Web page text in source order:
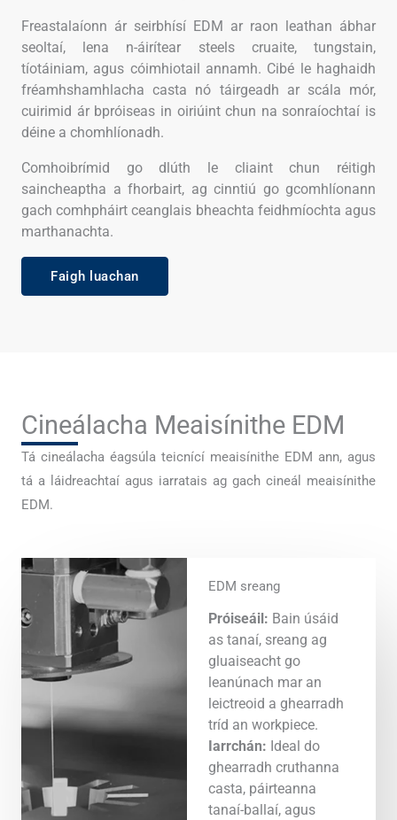
Freastalaíonn ár seirbhísí EDM ar raon leathan ábhar
seoltaí, lena n-áirítear steels cruaite, tungstain,
tíotáiniam, agus cóimhiotail annamh. Cibé le haghaidh
fréamhshamhlacha casta nó táirgeadh ar scála mór,
cuirimid ár bpróiseas in oiriúint chun na sonraíochtaí is
déine a chomhlíonadh.
Comhoibrímid go dlúth le cliaint chun réitigh
saincheaptha a fhorbairt, ag cinntiú go gcomhlíonann
gach comhpháirt ceanglais bheachta feidhmíochta agus
marthanachta.
Faigh luachan
Cineálacha Meaisínithe EDM
Tá cineálacha éagsúla teicnící meaisínithe EDM ann, agus
tá a láidreachtaí agus iarratais ag gach cineál meaisínithe
EDM.
EDM sreang
Próiseáil: Bain úsáid
as tanaí, sreang ag
gluaiseacht go
leanúnach mar an
leictreoid a ghearradh
tríd an workpiece.
Iarrchán: Ideal do
ghearradh cruthanna
casta, páirteanna
tanaí-ballaí, agus